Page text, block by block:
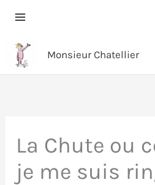
Monsieur Chatellier
La Chute ou
je me suis